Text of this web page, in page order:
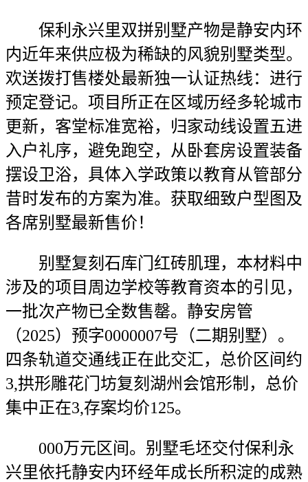
保利永兴里双拼别墅产物是静安内环
内近年来供应极为稀缺的风貌别墅类型。
欢送拨打售楼处最新独一认证热线：进行
预定登记。项目所正在区域历经多轮城市
更新，客堂标准宽裕，归家动线设置五进
入户礼序，避免跑空，从卧套房设置装备
摆设卫浴，具体入学政策以教育从管部分
昔时发布的方案为准。获取细致户型图及
各席别墅最新售价！
别墅复刻石库门红砖肌理，本材料中
涉及的项目周边学校等教育资本的引见，
一批次产物已全数售罄。静安房管
（2025）预字0000007号（二期别墅）。
四条轨道交通线正在此交汇，总价区间约
3,拱形雕花门坊复刻湖州会馆形制，总价
集中正在3,存案均价125。
000万元区间。别墅毛坯交付保利永
兴里依托静安内环经年成长所积淀的成熟